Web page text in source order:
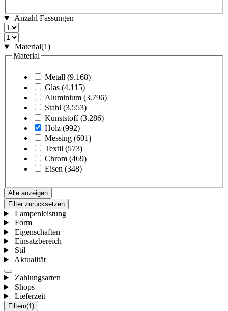
Anzahl Fassungen
Material(1)
Material
Metall (9.168)
Glas (4.115)
Aluminium (3.796)
Stahl (3.553)
Kunststoff (3.286)
Holz (992)
Messing (601)
Textil (573)
Chrom (469)
Eisen (348)
Alle anzeigen
Filter zurücksetzen
Lampenleistung
Form
Eigenschaften
Einsatzbereich
Stil
Aktualität
Zahlungsarten
Shops
Lieferzeit
Filtern(1)